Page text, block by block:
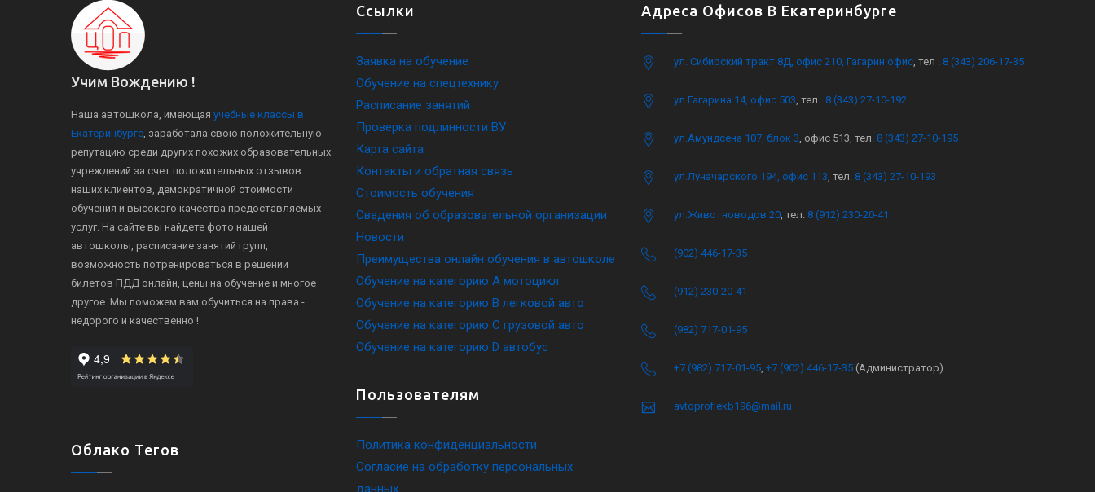
Учим Вождению !
Наша автошкола, имеющая учебные классы в
Екатеринбурге , заработала свою положительную
репутацию среди других похожих образовательных
учреждений за счет положительных отзывов
наших клиентов, демократичной стоимости
обучения и высокого качества предоставляемых
услуг. На сайте вы найдете фото нашей
автошколы, расписание занятий групп,
возможность потренироваться в решении
билетов ПДД онлайн, цены на обучение и многое
другое. Мы поможем вам обучиться на права -
недорого и качественно !
Облако Тегов
Ссылки
Заявка на обучение
Обучение на спецтехнику
Расписание занятий
Проверка подлинности ВУ
Карта сайта
Контакты и обратная связь
Стоимость обучения
Сведения об образовательной организации
Новости
Преимущества онлайн обучения в автошколе
Обучение на категорию A мотоцикл
Обучение на категорию B легковой авто
Обучение на категорию C грузовой авто
Обучение на категорию D автобус
Пользователям
Политика конфиденциальности
Согласие на обработку персональных
данных
Адреса Офисов В Екатеринбурге
ул. Сибирский тракт 8Д, офис 210, Гагарин офис , тел . 8 (343) 206-17-35
ул.Гагарина 14, офис 503 , тел . 8 (343) 27-10-192
ул.Амундсена 107, блок 3 , офис 513, тел. 8 (343) 27-10-195
ул.Луначарского 194, офис 113 , тел. 8 (343) 27-10-193
ул.Животноводов 20 , тел. 8 (912) 230-20-41
(902) 446-17-35
(912) 230-20-41
(982) 717-01-95
+7 (982) 717-01-95 +7 (902) 446-17-35 (Администратор)
avtoprofiekb196@mail.ru